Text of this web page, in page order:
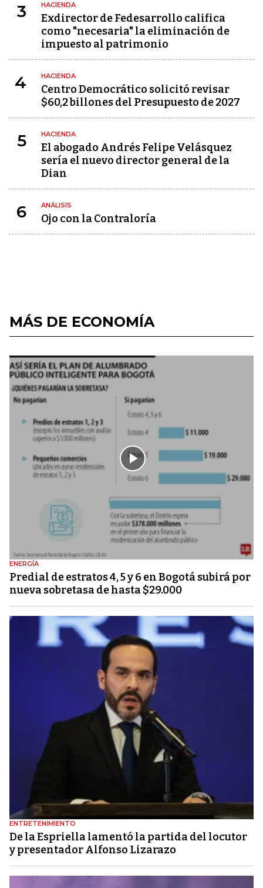
3 HACIENDA
Exdirector de Fedesarrollo califica
como "necesaria" la eliminación de
impuesto al patrimonio
4 HACIENDA
Centro Democrático solicitó revisar
$60,2 billones del Presupuesto de 2027
5 HACIENDA
El abogado Andrés Felipe Velásquez
sería el nuevo director general de la
Dian
6 ANÁLISIS
Ojo con la Contraloría
MÁS DE ECONOMÍA
ENERGÍA
Predial de estratos 4, 5 y 6 en Bogotá subirá por
nueva sobretasa de hasta $29.000
ENTRETENIMIENTO
De la Espriella lamentó la partida del locutor
y presentador Alfonso Lizarazo